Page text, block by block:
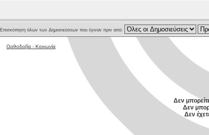
Επισκόπηση όλων των Δημοσιεύσεων που έγιναν πριν από:
Ορθοδοξία - Κοινωνία
Δεν
Δεν
Δεν